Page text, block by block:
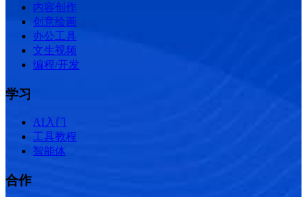
内容创作
创意绘画
办公工具
文生视频
编程/开发
学习
AI入门
工具教程
智能体
合作